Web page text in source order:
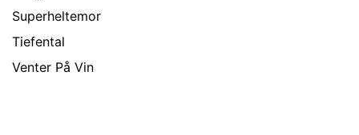
Superheltemor
Tiefental
Venter På Vin